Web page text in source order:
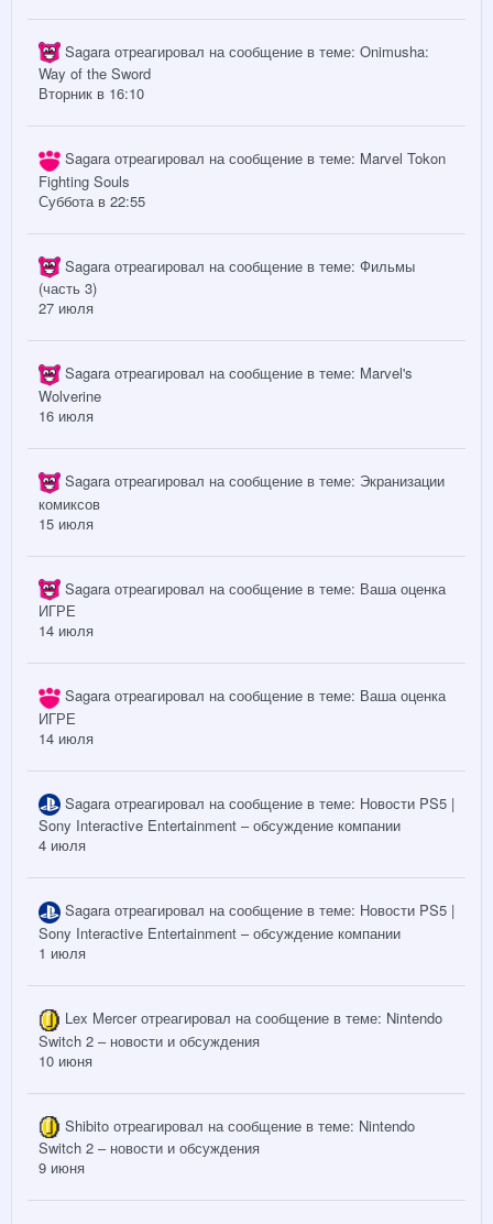
Sagara отреагировал на сообщение в теме: Onimusha:
Way of the Sword
Вторник в 16:10
Sagara отреагировал на сообщение в теме: Marvel Tokon
Fighting Souls
Суббота в 22:55
Sagara отреагировал на сообщение в теме: Фильмы
(часть 3)
27 июля
Sagara отреагировал на сообщение в теме: Marvel's
Wolverine
16 июля
Sagara отреагировал на сообщение в теме: Экранизации
комиксов
15 июля
Sagara отреагировал на сообщение в теме: Ваша оценка
ИГРЕ
14 июля
Sagara отреагировал на сообщение в теме: Ваша оценка
ИГРЕ
14 июля
Sagara отреагировал на сообщение в теме: Новости PS5 |
Sony Interactive Entertainment – обсуждение компании
4 июля
Sagara отреагировал на сообщение в теме: Новости PS5 |
Sony Interactive Entertainment – обсуждение компании
1 июля
Lex Mercerотреагировал на сообщение в теме: Nintendo
Switch 2 – новости и обсуждения
10 июня
Shibito отреагировал на сообщение в теме: Nintendo
Switch 2 – новости и обсуждения
9 июня